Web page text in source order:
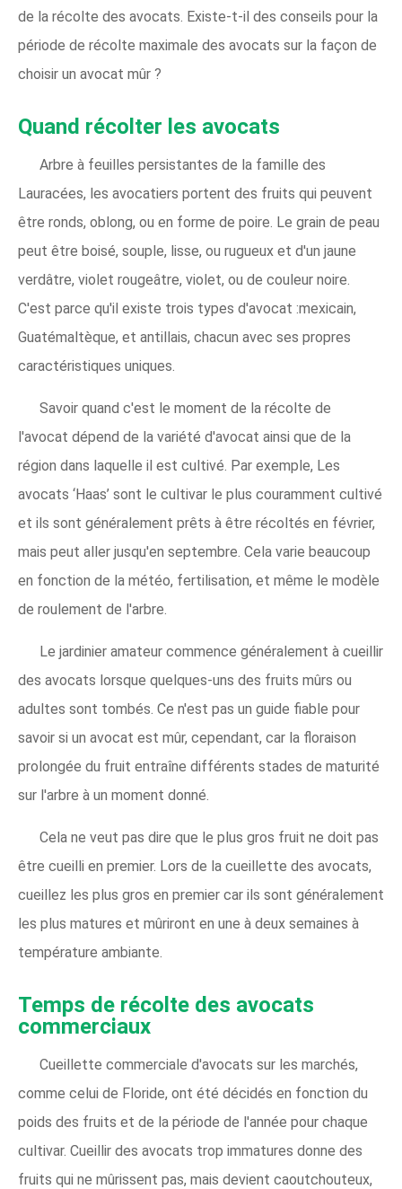
de la récolte des avocats. Existe-t-il des conseils pour la
période de récolte maximale des avocats sur la façon de
choisir un avocat mûr ?
Quand récolter les avocats
Arbre à feuilles persistantes de la famille des
Lauracées, les avocatiers portent des fruits qui peuvent
être ronds, oblong, ou en forme de poire. Le grain de peau
peut être boisé, souple, lisse, ou rugueux et d'un jaune
verdâtre, violet rougeâtre, violet, ou de couleur noire.
C'est parce qu'il existe trois types d'avocat :mexicain,
Guatémaltèque, et antillais, chacun avec ses propres
caractéristiques uniques.
Savoir quand c'est le moment de la récolte de
l'avocat dépend de la variété d'avocat ainsi que de la
région dans laquelle il est cultivé. Par exemple, Les
avocats ‘Haas’ sont le cultivar le plus couramment cultivé
et ils sont généralement prêts à être récoltés en février,
mais peut aller jusqu'en septembre. Cela varie beaucoup
en fonction de la météo, fertilisation, et même le modèle
de roulement de l'arbre.
Le jardinier amateur commence généralement à cueillir
des avocats lorsque quelques-uns des fruits mûrs ou
adultes sont tombés. Ce n'est pas un guide fiable pour
savoir si un avocat est mûr, cependant, car la floraison
prolongée du fruit entraîne différents stades de maturité
sur l'arbre à un moment donné.
Cela ne veut pas dire que le plus gros fruit ne doit pas
être cueilli en premier. Lors de la cueillette des avocats,
cueillez les plus gros en premier car ils sont généralement
les plus matures et mûriront en une à deux semaines à
température ambiante.
Temps de récolte des avocats
commerciaux
Cueillette commerciale d'avocats sur les marchés,
comme celui de Floride, ont été décidés en fonction du
poids des fruits et de la période de l'année pour chaque
cultivar. Cueillir des avocats trop immatures donne des
fruits qui ne mûrissent pas, mais devient caoutchouteux,